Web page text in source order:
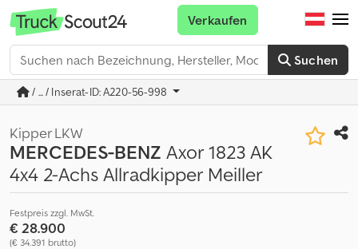
Suchen
Verkaufen
/ ... / Inserat-ID: A220-56-998
Kipper LKW
MERCEDES-BENZ Axor 1823 AK
4x4 2-Achs Allradkipper Meiller
Festpreis zzgl. MwSt.
€ 28.900
(€ 34.391 brutto)